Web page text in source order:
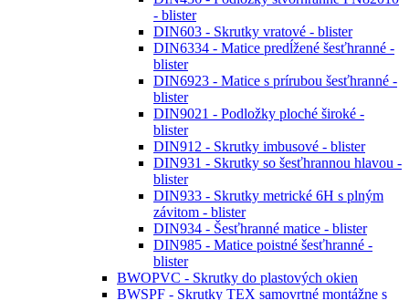
BWS - Skrutka TEX samovrtná do ľahkých
oceľových konštrukcií - blister
BEPDM - Podložka tesniaca s EPDM
BWS IMPAX - Skrutka samovrtná do ocele
DIN - Normovaný spojovací materiál
DIN125 - Ploché podložky - blister
DIN127 - Pružné podložky - blister
DIN1587 - Matice klobúkové uzavreté -
blister
DIN1624 - Matice narážacie - blister
DIN315 - Matice krídlové - blister
DIN436 - Podložky štvorhranné PN82010
- blister
DIN603 - Skrutky vratové - blister
DIN6334 - Matice predĺžené šesťhranné -
blister